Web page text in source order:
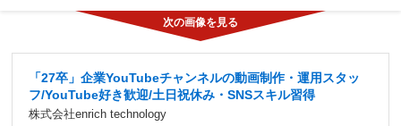
「27卒」企業YouTubeチャンネルの動画制作・運用スタッ
フ/YouTube好き歓迎/土日祝休み・SNSスキル習得
株式会社enrich technology